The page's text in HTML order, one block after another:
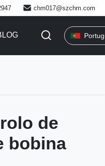
chm017@szchm.com
de
bobina